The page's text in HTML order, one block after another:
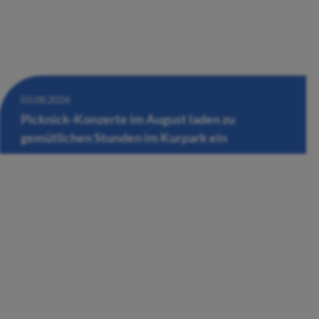
03.08.2026
Picknick-Konzerte im August laden zu
gemütlichen Stunden im Kurpark ein